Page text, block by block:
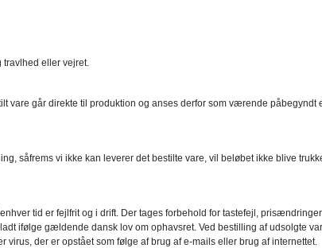
eller vejret.
vare går direkte til produktion og anses derfor som værende påbegyndt
såfrems vi ikke kan leverer det bestilte vare, vil beløbet ikke blive
tid er fejlfrit og i drift. Der tages forbehold for tastefejl,
ifølge gældende dansk lov om ophavsret. Ved bestilling af udsolgte
der er opstået som følge af brug af e-mails eller brug af internettet.